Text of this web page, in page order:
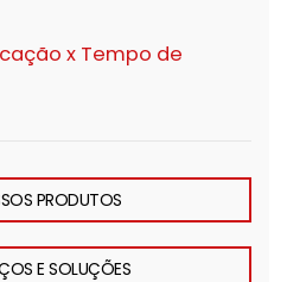
x Tempo de
PRODUTOS
E SOLUÇÕES